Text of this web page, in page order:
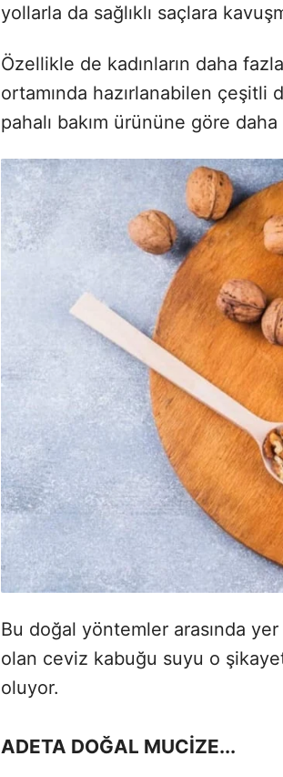
yollarla da sağlıklı saçlara
Özellikle de kadınların daha
ortamında hazırlanabilen
pahalı bakım ürününe göre
Bu doğal yöntemler arasında
olan ceviz kabuğu suyu o
oluyor.
ADETA DOĞAL MUCİZE...